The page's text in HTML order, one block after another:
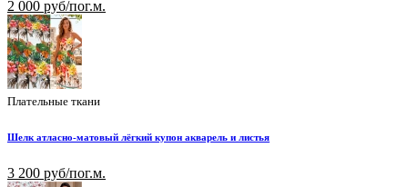
2 000 руб/пог.м.
Плательные ткани
Шелк атласно-матовый лёгкий купон акварель и листья
3 200 руб/пог.м.